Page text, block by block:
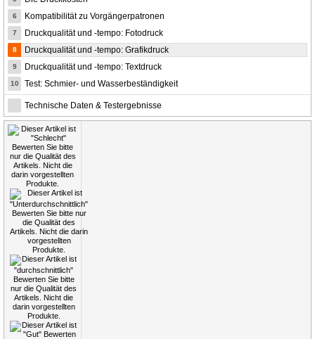
6 Kompatibilität zu Vorgängerpatronen
7 Druckqualität und -tempo: Fotodruck
8 Druckqualität und -tempo: Grafikdruck
9 Druckqualität und -tempo: Textdruck
10 Test: Schmier- und Wasserbeständigkeit
Technische Daten & Testergebnisse